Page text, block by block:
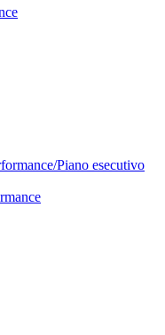
Piano esecutivo